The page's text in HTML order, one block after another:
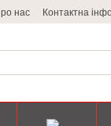
нас Контактна